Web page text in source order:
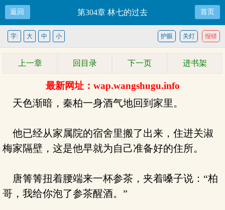
返回 第304章 林七的过去 首页
报错
关灯
护眼
字: 大 中 小
上一章 回目录 下一页 进书架
最新网址：wap.wangshugu.info
天色渐暗，秦柏一身酒气地回到家里。
他已经从家属院的宿舍里搬了出来，住进关淑
梅家隔壁，这是他早就为自己准备好的住所。
唐箐箐扭着腰端来一杯参茶，夹着嗓子说：“柏
哥，我给你泡了参茶醒酒。”